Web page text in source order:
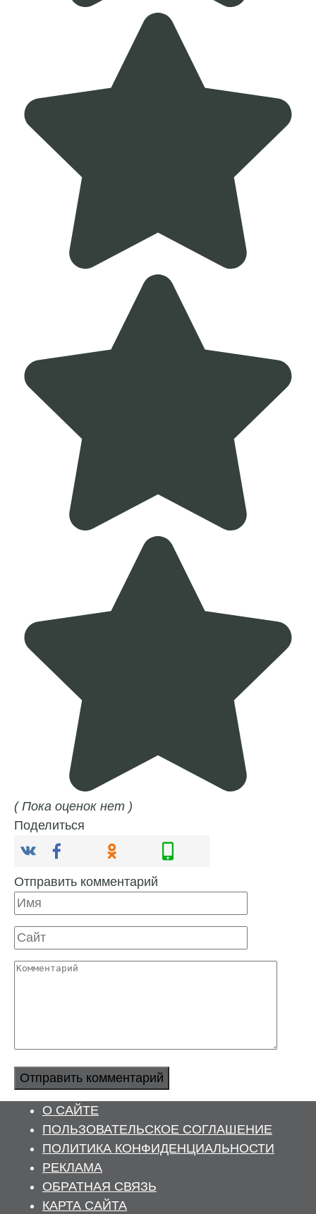
( Пока оценок нет )
Поделиться
Отправить комментарий
Имя
Сайт
Комментарий
О САЙТЕ
ПОЛЬЗОВАТЕЛЬСКОЕ СОГЛАШЕНИЕ
ПОЛИТИКА КОНФИДЕНЦИАЛЬНОСТИ
РЕКЛАМА
ОБРАТНАЯ СВЯЗЬ
КАРТА САЙТА